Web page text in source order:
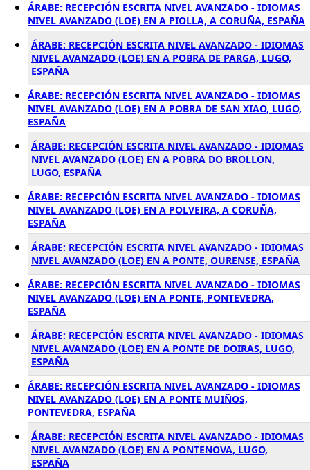
ÁRABE: RECEPCIÓN ESCRITA NIVEL AVANZADO - IDIOMAS
NIVEL AVANZADO (LOE) EN A PIOLLA, A CORUÑA, ESPAÑA
ÁRABE: RECEPCIÓN ESCRITA NIVEL AVANZADO - IDIOMAS
NIVEL AVANZADO (LOE) EN A POBRA DE PARGA, LUGO,
ESPAÑA
ÁRABE: RECEPCIÓN ESCRITA NIVEL AVANZADO - IDIOMAS
NIVEL AVANZADO (LOE) EN A POBRA DE SAN XIAO, LUGO,
ESPAÑA
ÁRABE: RECEPCIÓN ESCRITA NIVEL AVANZADO - IDIOMAS
NIVEL AVANZADO (LOE) EN A POBRA DO BROLLON,
LUGO, ESPAÑA
ÁRABE: RECEPCIÓN ESCRITA NIVEL AVANZADO - IDIOMAS
NIVEL AVANZADO (LOE) EN A POLVEIRA, A CORUÑA,
ESPAÑA
ÁRABE: RECEPCIÓN ESCRITA NIVEL AVANZADO - IDIOMAS
NIVEL AVANZADO (LOE) EN A PONTE, OURENSE, ESPAÑA
ÁRABE: RECEPCIÓN ESCRITA NIVEL AVANZADO - IDIOMAS
NIVEL AVANZADO (LOE) EN A PONTE, PONTEVEDRA,
ESPAÑA
ÁRABE: RECEPCIÓN ESCRITA NIVEL AVANZADO - IDIOMAS
NIVEL AVANZADO (LOE) EN A PONTE DE DOIRAS, LUGO,
ESPAÑA
ÁRABE: RECEPCIÓN ESCRITA NIVEL AVANZADO - IDIOMAS
NIVEL AVANZADO (LOE) EN A PONTE MUIÑOS,
PONTEVEDRA, ESPAÑA
ÁRABE: RECEPCIÓN ESCRITA NIVEL AVANZADO - IDIOMAS
NIVEL AVANZADO (LOE) EN A PONTENOVA, LUGO,
ESPAÑA